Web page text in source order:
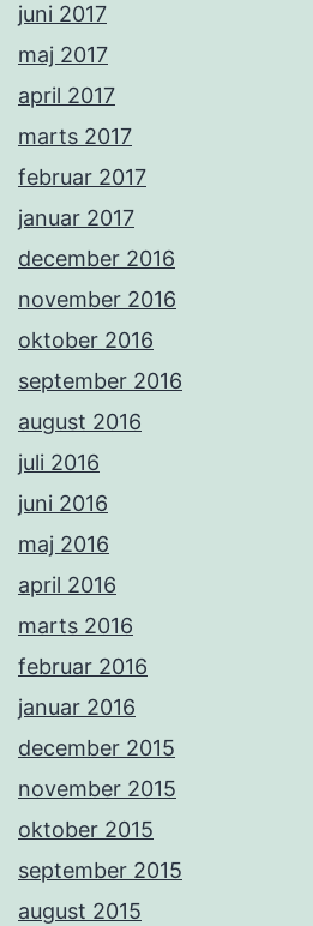
juni 2017
maj 2017
april 2017
marts 2017
februar 2017
januar 2017
december 2016
november 2016
oktober 2016
september 2016
august 2016
juli 2016
juni 2016
maj 2016
april 2016
marts 2016
februar 2016
januar 2016
december 2015
november 2015
oktober 2015
september 2015
august 2015